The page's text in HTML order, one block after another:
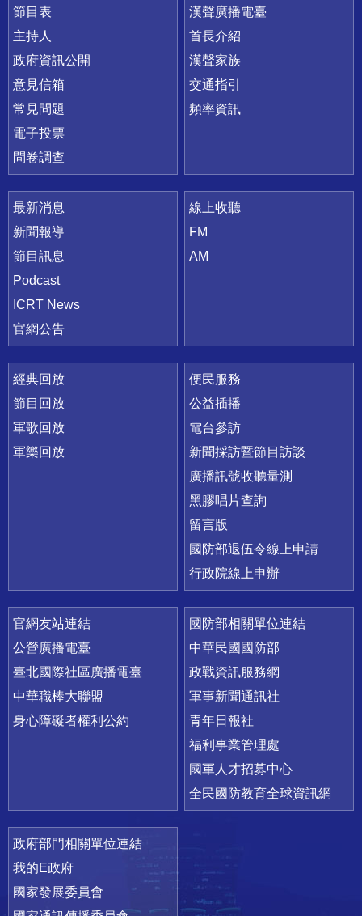
節目表
主持人
政府資訊公開
意見信箱
常見問題
電子投票
問卷調查
漢聲廣播電臺
首長介紹
漢聲家族
交通指引
頻率資訊
最新消息
新聞報導
節目訊息
Podcast
ICRT News
官網公告
線上收聽
FM
AM
經典回放
節目回放
軍歌回放
軍樂回放
便民服務
公益插播
電台參訪
新聞採訪暨節目訪談
廣播訊號收聽量測
黑膠唱片查詢
留言版
國防部退伍令線上申請
行政院線上申辦
官網友站連結
公營廣播電臺
臺北國際社區廣播電臺
中華職棒大聯盟
身心障礙者權利公約
國防部相關單位連結
中華民國國防部
政戰資訊服務網
軍事新聞通訊社
青年日報社
福利事業管理處
國軍人才招募中心
全民國防教育全球資訊網
政府部門相關單位連結
我的E政府
國家發展委員會